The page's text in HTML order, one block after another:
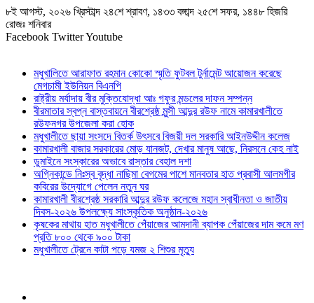
৮ই আগস্ট, ২০২৬ খ্রিস্টাব্দ ২৪শে শ্রাবণ, ১৪৩৩ বঙ্গাব্দ ২৫শে সফর, ১৪৪৮ হিজরি
রোজঃ শনিবার
Facebook TwitterYoutube
মধুখালিতে আরাফাত রহমান কোকো স্মৃতি ফুটবল টুর্নামেন্ট আয়োজন করেছে
মেগচামী ইউনিয়ন বিএনপি
রাষ্ট্রীয় মর্যাদায় বীর মুক্তিযোদ্ধা আঃ গফুর মন্ডলের দাফন সম্পন্ন
বীরমাতার স্বপ্ন বাস্তবায়নে বীরশ্রেষ্ঠ মুন্সী আব্দুর রউফ নামে কামারখালীতে
রউফনগর উপজেলা করা হোক
মধুখালীতে ছায়া সংসদে বিতর্ক উৎসবে বিজয়ী দল সরকারি আইনউদ্দীন কলেজ
কামারখালী বাজার সরকারের মোড় যানজট, দেখার মানুষ আছে, নিরসনে কেহ নাই
ডুমাইনে সংস্কারের অভাবে রাস্তার বেহাল দশা
অগ্নিকান্ডে নিঃস্ব বৃদ্ধা নাছিমা বেগমের পাশে মানবতার হাত প্রবাসী আলমগীর
কবিরের উদ্যোগে পেলেন নতুন ঘর
কামারখালী বীরশ্রেষ্ঠ সরকারি আব্দুর রউফ কলেজে মহান স্বাধীনতা ও জাতীয়
দিবস-২০২৬ উপলক্ষ্যে সাংস্কৃতিক অনুষ্ঠান-২০২৬
কৃষকের মাথায় হাত মধুখালীতে পেঁয়াজের আমদানী ব্যাপক পেঁয়াজের দাম কমে মণ
প্রতি ৮০০ থেকে ৯০০ টাকা
মধুখালীতে ট্রেনে কাটা পড়ে যমজ ২ শিশুর মৃত্যু